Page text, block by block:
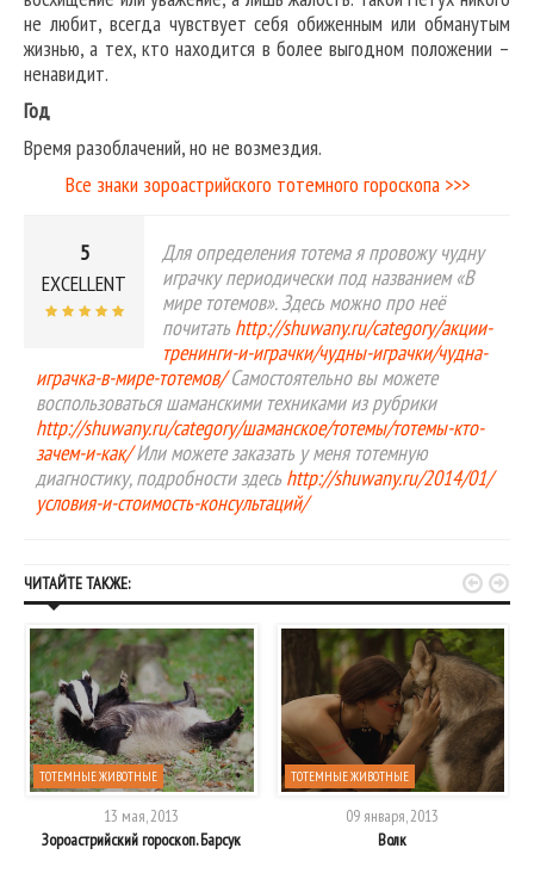
не любит, всегда чувствует себя обиженным или обманутым
жизнью, а тех, кто находится в более выгодном положении –
ненавидит.
Год
Время разоблачений, но не возмездия.
Все знаки зороастрийского тотемного гороскопа >>>
5
EXCELLENT
Для определения тотема я провожу чудну
играчку периодически под названием «В
мире тотемов». Здесь можно про неё
почитать http://shuwany.ru/category/акции-
тренинги-и-играчки/чудны-играчки/чудна-
играчка-в-мире-тотемов/Самостоятельно вы можете
воспользоваться шаманскими техниками из рубрики
http://shuwany.ru/category/шаманское/тотемы/тотемы-кто-
зачем-и-как/Или можете заказать у меня тотемную
диагностику, подробности здесь http://shuwany.ru/2014/01/
условия-и-стоимость-консультаций/
ЧИТАЙТЕ ТАКЖЕ:
ТОТЕМНЫЕ ЖИВОТНЫЕ
13 мая, 2013
Зороастрийский гороскоп. Барсук
ТОТЕМНЫЕ ЖИВОТНЫЕ
09 января, 2013
Волк
 